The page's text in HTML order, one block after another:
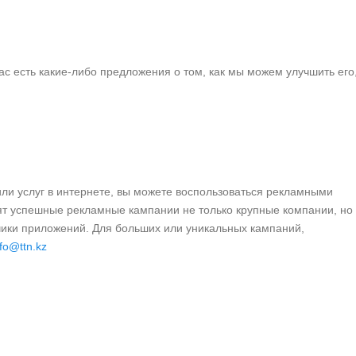
есть какие-либо предложения о том, как мы можем улучшить
услуг в интернете, вы можете воспользоваться рекламными
успешные рекламные кампании не только крупные компании, но
приложений. Для больших или уникальных кампаний,